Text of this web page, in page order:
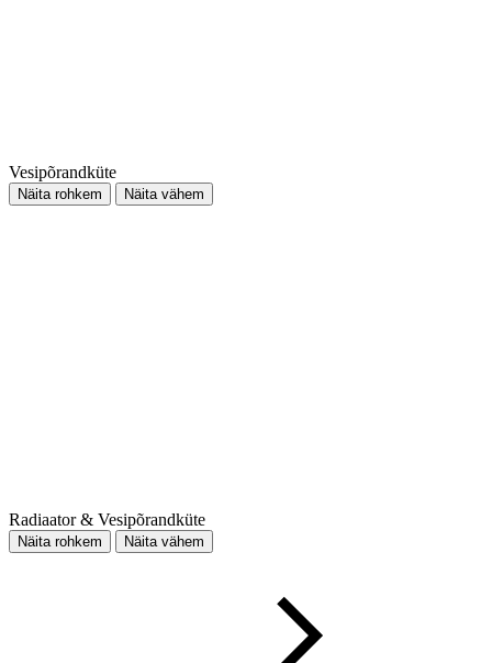
Vesipõrandküte
Näita rohkem Näita vähem
Radiaator & Vesipõrandküte
Näita rohkem Näita vähem